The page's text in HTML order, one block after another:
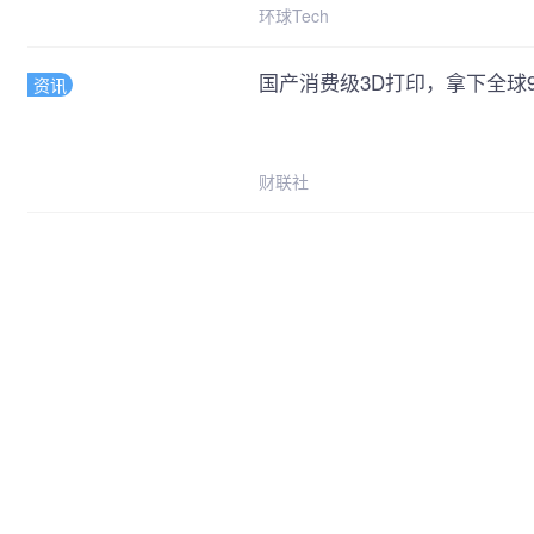
环球Tech
资讯 国产消费级3D打印，拿下全球
财联社